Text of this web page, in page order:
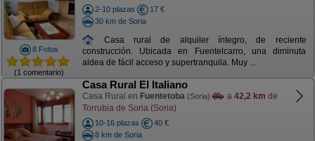
8 Fotos
(1 comentario)
2-10 plazas
17 €
30 km de Soria
Casa rural de alquiler íntegro, de reciente
construcción. Ubicada en Fuentelcarro, una diminuta
aldea de fácil acceso y supertranquila. Muy ...
Casa Rural El Italiano
Casa Rural en Fuentetoba (Soria) a 42,2 km de
Torrubia de Soria (Soria)
10-16 plazas
40 €
8 km de Soria